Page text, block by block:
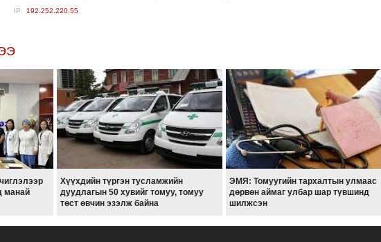
192.252.220.55
манай
Хүүхдийн түргэн тусламжийн
дуудлагын 50 хувийг томуу, томуу
төст өвчин эзэлж байна
ЭМЯ: Томуугийн тархалтын улмаас
дөрвөн аймаг улбар шар түвшинд
шилжсэн